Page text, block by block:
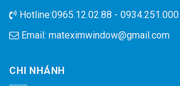
Hotline:0965.12.02.88 - 0934.251.000
Email: mateximwindow@gmail.com
CHI NHÁNH